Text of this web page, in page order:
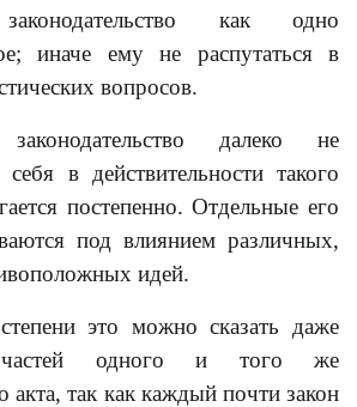
как одно
иначе ему не распутаться в
вопросов.
далеко не
себя в действительности такого
постепенно. Отдельные его
под влиянием различных,
идей.
это можно сказать даже
частей одного и того же
акта, так как каждый почти закон